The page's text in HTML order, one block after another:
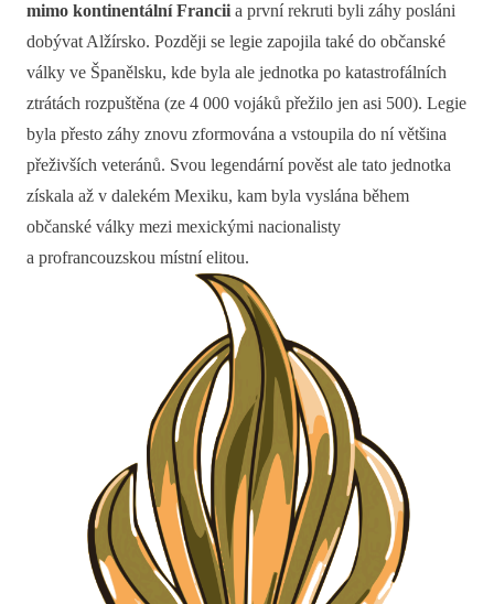
mimo kontinentální Francii a první rekruti byli záhy posláni
dobývat Alžírsko. Později se legie zapojila také do občanské
války ve Španělsku, kde byla ale jednotka po katastrofálních
ztrátách rozpuštěna (ze 4 000 vojáků přežilo jen asi 500). Legie
byla přesto záhy znovu zformována a vstoupila do ní většina
přeživších veteránů. Svou legendární pověst ale tato jednotka
získala až v dalekém Mexiku, kam byla vyslána během
občanské války mezi mexickými nacionalisty
a profrancouzskou místní elitou.